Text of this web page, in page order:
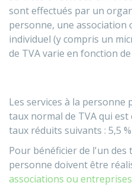
sont effectués par un
personne, une
individuel (y compris un
de TVA varie en fonction
Les services à la
taux normal de TVA qui est
taux réduits suivants : 5,5 %
Pour bénéficier de l'un des
personne doivent être
associations ou entreprises